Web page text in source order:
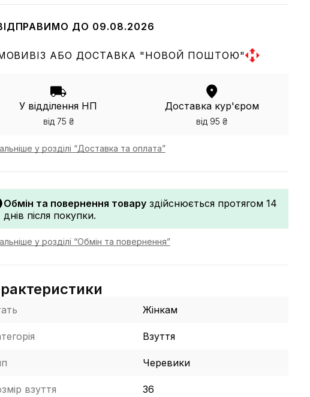
ДО 09.08.2026
АБО ДОСТАВКА "НОВОЙ ПОШТОЮ"
У відділення НП
від 75 ₴
Доставка кур'єром
від 95 ₴
у розділі “Доставка та оплата”
Обмін та повернення товаруздійснюється протягом 14
днів після покупки.
у розділі “Обмін та повернення”
Жінкам
Взуття
Черевики
взуття 36